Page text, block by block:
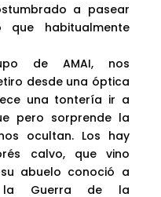
a pasear
habitualmente
de AMAI, nos
desde una óptica
una tontería ir a
pero sorprende la
ocultan. Los hay
calvo, que vino
abuelo conoció a
la Guerra de la